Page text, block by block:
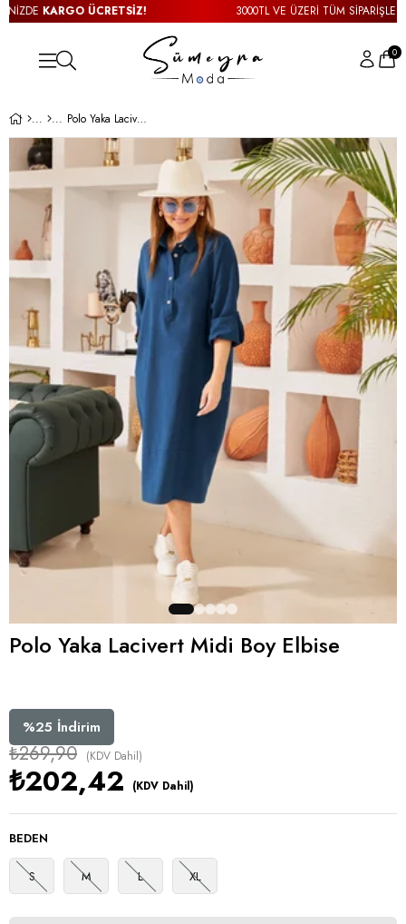
KARGO ÜCRETSİZ! 3000TL VE ÜZERİ TÜM
0
Polo Yaka Lacivert Midi Boy Elbise
Polo Yaka Lacivert Midi Boy Elbise
%25 İndirim
₺269,90 (KDV Dahil)
₺202,42 (KDV Dahil)
BEDEN
S M L XL